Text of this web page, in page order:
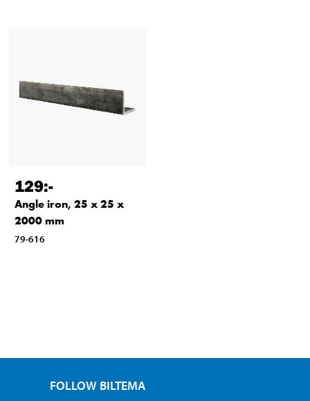
129:-
Angle iron, 25 x 25 x
2000 mm
79-616
FOLLOW BILTEMA